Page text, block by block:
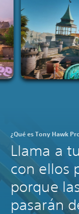
¿Qué es Tony Hawk
Llama a
con ellos
porque
pasarán